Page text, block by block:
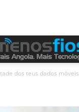
dos teus dados móveis